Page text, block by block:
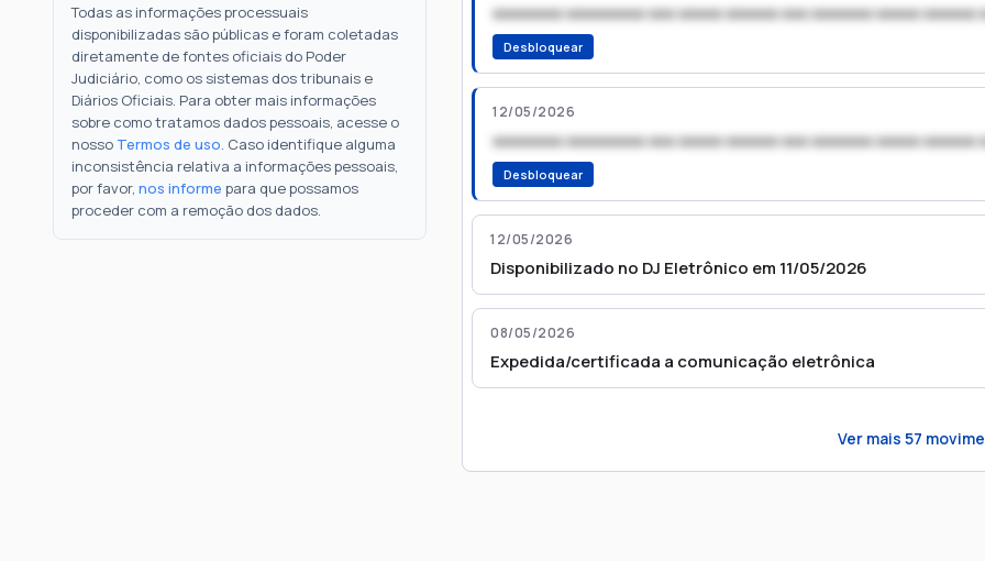
Todas as informações processuais
disponibilizadas são públicas e foram coletadas
diretamente de fontes oficiais do Poder
Judiciário, como os sistemas dos tribunais e
Diários Oficiais. Para obter mais informações
sobre como tratamos dados pessoais, acesse o
nosso Termos de uso. Caso identifique alguma
inconsistência relativa a informações pessoais,
por favor, nos informe para que possamos
proceder com a remoção dos dados.
xxxxxxxx xxxxxxxxx xxx xxxxx xxxxxx xxx xxxxxxx xxxxx xxxxxx
Desbloquear
12/05/2026
xxxxxxxx xxxxxxxxx xxx xxxxx xxxxxx xxx xxxxxxx xxxxx xxxxxx
Desbloquear
12/05/2026
Disponibilizado no DJ Eletrônico em 11/05/2026
08/05/2026
Expedida/certificada a comunicação eletrônica
Ver mais 57